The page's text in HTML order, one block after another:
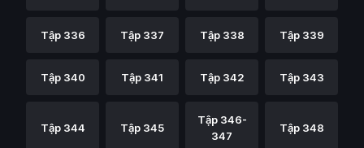
Tập 336 Tập 337 Tập 338 Tập 339
Tập 340 Tập 341 Tập 342 Tập 343
Tập 344 Tập 345
Tập 346-
347
Tập 348